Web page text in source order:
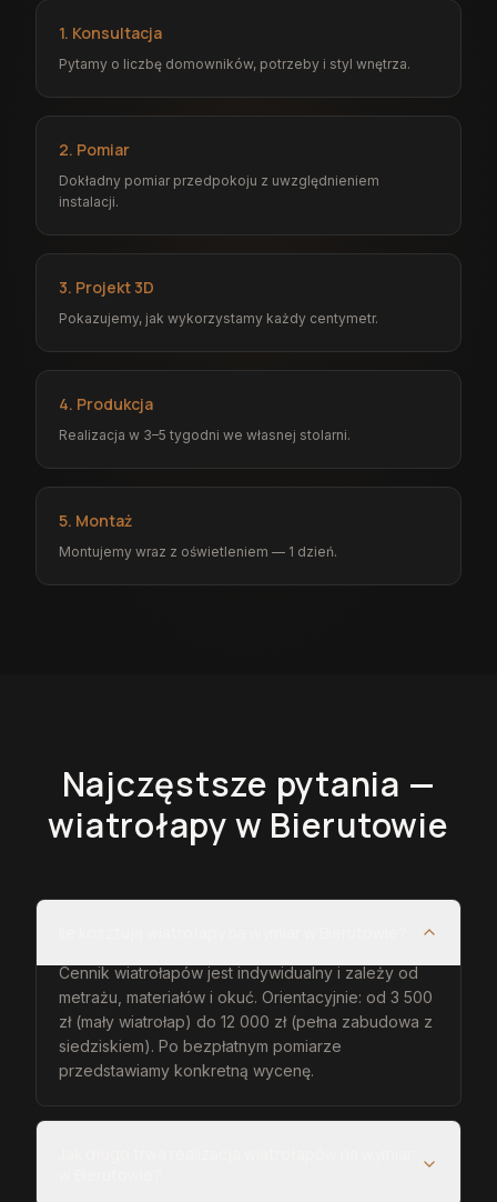
1. Konsultacja
Pytamy o liczbę domowników, potrzeby i styl wnętrza.
2. Pomiar
Dokładny pomiar przedpokoju z uwzględnieniem
instalacji.
3. Projekt 3D
Pokazujemy, jak wykorzystamy każdy centymetr.
4. Produkcja
Realizacja w 3–5 tygodni we własnej stolarni.
5. Montaż
Montujemy wraz z oświetleniem — 1 dzień.
Najczęstsze pytania —
wiatrołapyw Bierutowie
Cennik wiatrołapów jest indywidualny i zależy od
metrażu, materiałów i okuć. Orientacyjnie: od 3 500
zł (mały wiatrołap) do 12 000 zł (pełna zabudowa z
siedziskiem). Po bezpłatnym pomiarze
przedstawiamy konkretną wycenę.